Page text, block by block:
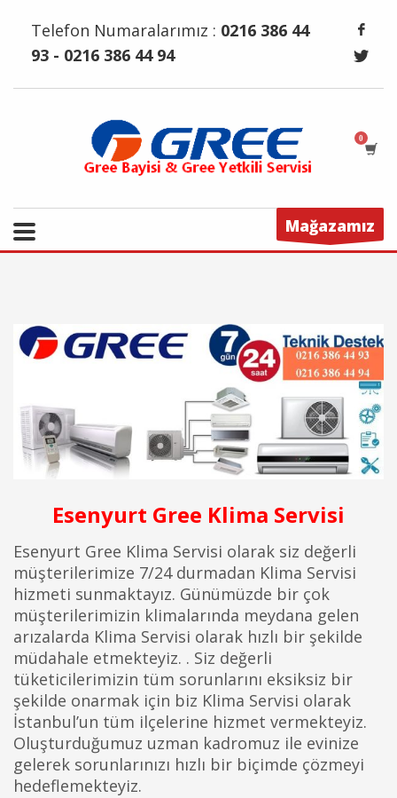
Telefon Numaralarımız : 0216 386 44
93 - 0216 386 44 94
Mağazamız
Esenyurt Gree Klima Servisi
Esenyurt Gree Klima Servisi olarak siz değerli
müşterilerimize 7/24 durmadan Klima Servisi
hizmeti sunmaktayız. Günümüzde bir çok
müşterilerimizin klimalarında meydana gelen
arızalarda Klima Servisi olarak hızlı bir şekilde
müdahale etmekteyiz. . Siz değerli
tüketicilerimizin tüm sorunlarını eksiksiz bir
şekilde onarmak için biz Klima Servisi olarak
İstanbul’un tüm ilçelerine hizmet vermekteyiz.
Oluşturduğumuz uzman kadromuz ile evinize
gelerek sorunlarınızı hızlı bir biçimde çözmeyi
hedeflemekteyiz.